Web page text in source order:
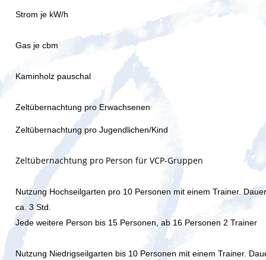
Strom je kW/h
Gas je cbm
Kaminholz pauschal
Zeltübernachtung pro Erwachsenen
Zeltübernachtung pro Jugendlichen/Kind
Zeltübernachtung pro Person für VCP-Gruppen
Nutzung Hochseilgarten pro 10 Personen mit einem Trainer. Dauer
ca. 3 Std.
Jede weitere Person bis 15 Personen, ab 16 Personen 2 Trainer
Nutzung Niedrigseilgarten bis 10 Personen mit einem Trainer.